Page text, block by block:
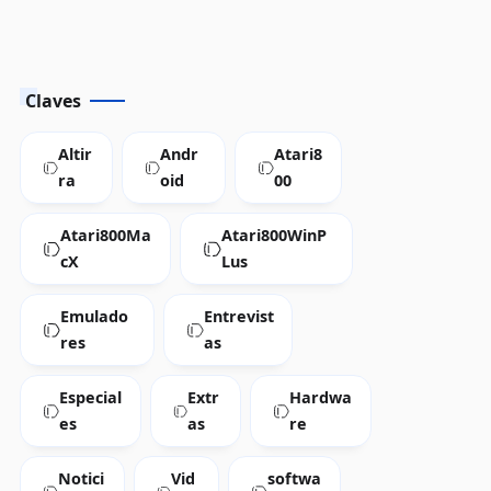
Claves
Altir
ra
Andr
oid
Atari8
00
Atari800Ma
cX
Atari800WinP
Lus
Emulado
res
Entrevist
as
Especial
es
Extr
as
Hardwa
re
Notici
Vid
softwa